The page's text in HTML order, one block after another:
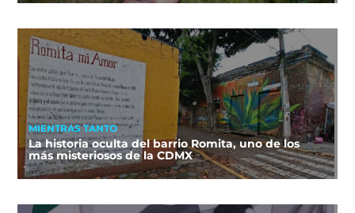
MIENTRAS TANTO
La historia oculta del barrio Romita, uno de los
más misteriosos de la CDMX